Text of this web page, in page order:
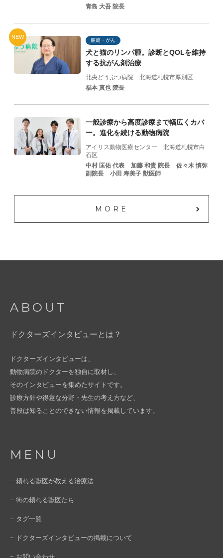
青島 大吾 院長
NEW
腫瘍・がん
犬と猫のリンパ腫。診断とQOLを維持
する抗がん剤治療
北央どうぶつ病院 北海道札幌市厚別区
福本 真也 院長
一般診療から高度診療まで幅広くカバ
ー。進化を続ける動物病院
アイリス動物医療センター 北海道札幌市白
石区
中村 匡佑 代表
加藤 和貴 院⻑
佐々⽊ 慎弥
副院⻑
⼩⽥ 寿美⼦ 獣医師
MORE
ABOUT
ドクターズインタビューとは？
ドクターズインタビューは、
動物病院のドクターを独自に取材し、
そのインタビューを集めたサイトです。
診療方針や得意な分野・先生の考え方など、
普段は知ることのできない情報を掲載しています。
MENU
− 頼れる獣医が教える治療法
− 街の頼れる獣医たち
− タグ一覧
− ドクターズインタビューの掲載について